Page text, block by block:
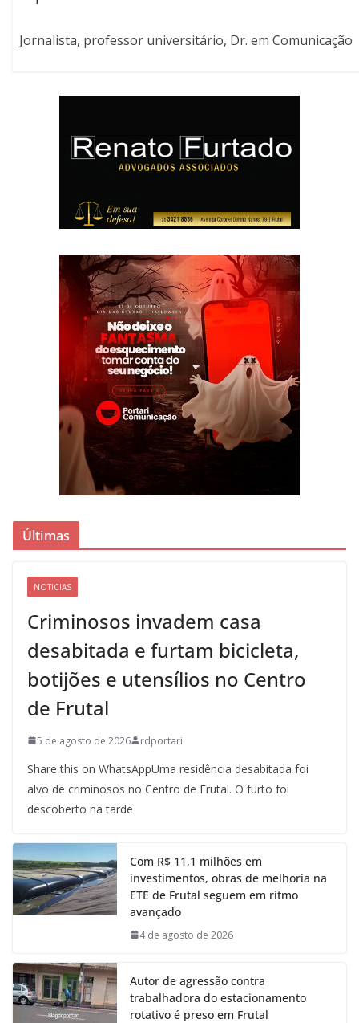
Jornalista, professor universitário, Dr. em Comunicação
Últimas
NOTICIAS
Criminosos invadem casa
desabitada e furtam bicicleta,
botijões e utensílios no Centro
de Frutal
5 de agosto de 2026 rdportari
Share this on WhatsAppUma residência desabitada foi
alvo de criminosos no Centro de Frutal. O furto foi
descoberto na tarde
Com R$ 11,1 milhões em
investimentos, obras de melhoria na
ETE de Frutal seguem em ritmo
avançado
4 de agosto de 2026
Autor de agressão contra
trabalhadora do estacionamento
rotativo é preso em Frutal